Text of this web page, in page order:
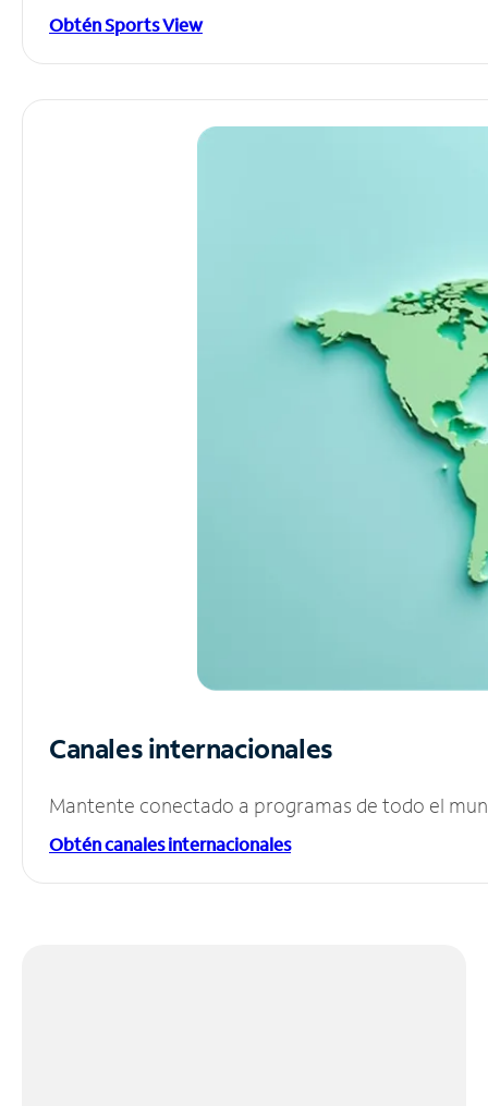
Obtén Sports View
Canales internacionales
Mantente conectado a programas de todo el
Obtén canales internacionales